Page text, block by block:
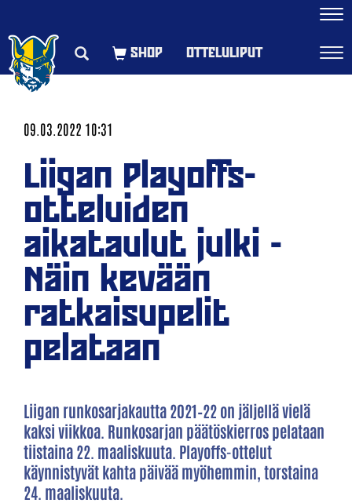
OTTELULIPUT
09.03.2022 10:31
Liigan Playoffs-
otteluiden
aikataulut julki -
Näin kevään
ratkaisupelit
pelataan
Liigan runkosarjakautta 2021–22 on jäljellä vielä
kaksi viikkoa. Runkosarjan päätöskierros pelataan
tiistaina 22. maaliskuuta. Playoffs-ottelut
käynnistyvät kahta päivää myöhemmin, torstaina
24. maaliskuuta.